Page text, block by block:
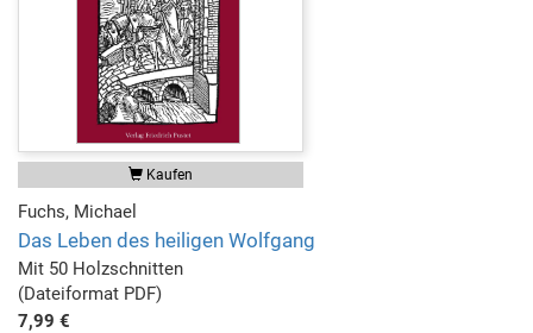
Kaufen
Fuchs, Michael
Das Leben des heiligen Wolfgang
Mit 50 Holzschnitten
(Dateiformat PDF)
7,99 €